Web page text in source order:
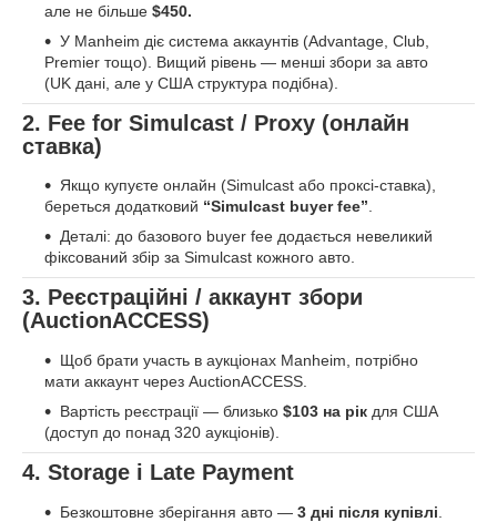
але не більше $450.
У Manheim діє система аккаунтів (Advantage, Club,
Premier тощо). Вищий рівень — менші збори за авто
(UK дані, але у США структура подібна).
2. Fee for Simulcast / Proxy (онлайн
ставка)
Якщо купуєте онлайн (Simulcast або проксі-ставка),
береться додатковий “Simulcast buyer fee”.
Деталі: до базового buyer fee додається невеликий
фіксований збір за Simulcast кожного авто.
3. Реєстраційні / аккаунт збори
(AuctionACCESS)
Щоб брати участь в аукціонах Manheim, потрібно
мати аккаунт через AuctionACCESS.
Вартість реєстрації — близько $103 на рік для США
(доступ до понад 320 аукціонів).
4. Storage і Late Payment
Безкоштовне зберігання авто — 3 дні після купівлі